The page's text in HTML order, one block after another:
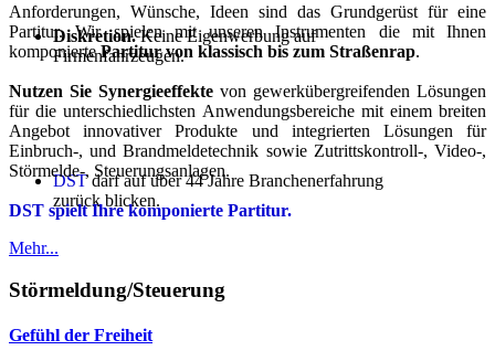
Diskretion.Keine Eigenwerbung auf
Firmenfahrzeugen.
DSTdarf auf über 44 Jahre Branchenerfahrung
zurück blicken.
Anforderungen, Wünsche, Ideen sind das Grundgerüst für eine
Partitur. Wir spielen mit unseren Instrumenten die mit Ihnen
komponiertePartitur von klassisch bis zum Straßenrap.
Nutzen Sie Synergieeffekte von gewerkübergreifenden Lösungen
für die unterschiedlichsten Anwendungsbereiche mit einem breiten
Angebot innovativer Produkte und integrierten Lösungen für
Einbruch-, und Brandmeldetechnik sowie Zutrittskontroll-, Video-,
Störmelde-, Steuerungsanlagen.
DST spielt Ihre komponierte Partitur.
Mehr...
Störmeldung/Steuerung
Gefühl der Freiheit